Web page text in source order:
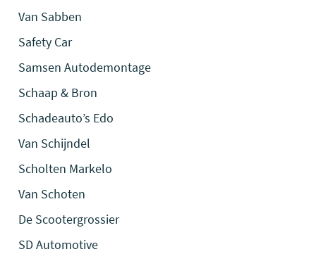
Van Sabben
Safety Car
Samsen Autodemontage
Schaap & Bron
Schadeauto’s Edo
Van Schijndel
Scholten Markelo
Van Schoten
De Scootergrossier
SD Automotive